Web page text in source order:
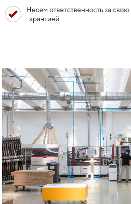
Несем ответственность за
гарантией.